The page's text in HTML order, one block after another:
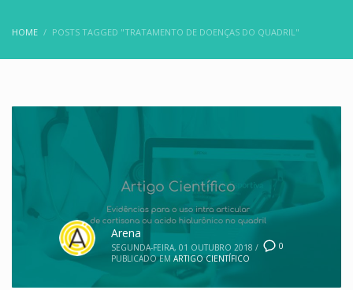
HOME POSTS TAGGED "TRATAMENTO DE DOENÇAS DO QUADRIL"
0
Arena
SEGUNDA-FEIRA, 01 OUTUBRO 2018 /
PUBLICADO EM ARTIGO CIENTÍFICO